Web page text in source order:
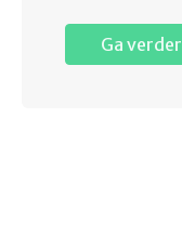
Ga verder